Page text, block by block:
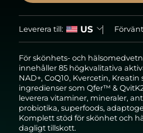
Leverera till: US
För skönhets- och
innehåller 85 högkvalitativa
NAD+, CoQ10, Kvercetin,
ingredienser som Qfer™ &
leverera vitaminer, mineraler,
probiotika, superfoods,
Komplett stöd för skönhet och
dagligt tillskott.